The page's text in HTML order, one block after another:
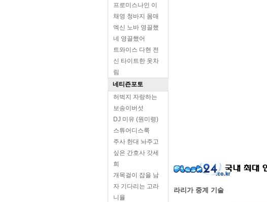
프로미스나인 이
채영 청바지 몸매
엑신 노바 영끌했
네 영끌했어
트와이스 다현 전
신 타이트한 옷차
림
네티즌포토
허벅지 자랑하는
보송이버섯
DJ 미유 (원미령)
스튜어디스룩
주사 한대 놔주고
싶은 간호사 갓세
희
개목걸이 잡을 남
자 기다리는 고라
니율
라리가 중계 기술